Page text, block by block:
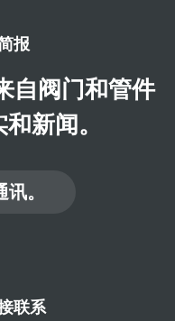
报
自阀门和管件
新闻。
。
联系